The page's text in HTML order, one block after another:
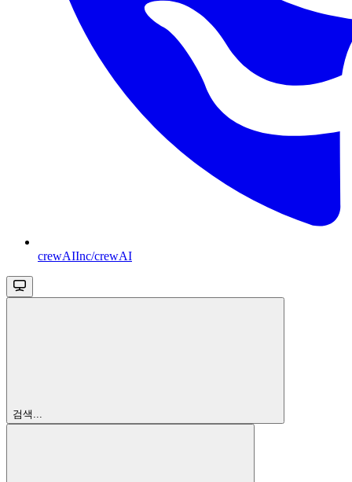
crewAIInc/crewAI
검색...